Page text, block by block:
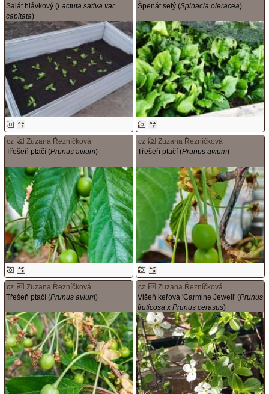
Salát hlávkový (Lactuta sativa var
capitata)
Špenát setý (Spinacia oleracea)
cz
Zuzana Řezníčková
Třešeň ptačí (Prunus avium)
cz
Zuzana Řezníčková
Třešeň ptačí (Prunus avium)
cz
Zuzana Řezníčková
Třešeň ptačí (Prunus avium)
cz
Zuzana Řezníčková
Višeň keřová 'Carmine Jewell' (Prunus
fruticosa x Prunus cerasus)